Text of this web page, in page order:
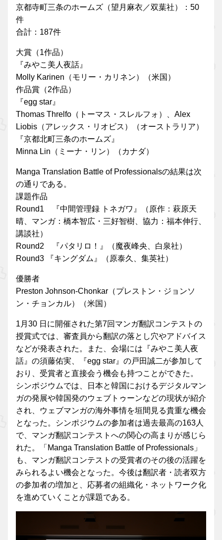
京都寺町三条のホームズ（望月麻衣／双葉社）：50
件
合計：187件
大賞（1作品）
『みやこ美人夜話』
Molly Karinen（モリー・カリネン）（米国）
作品賞（2作品）
『egg star』
Thomas Threlfo（トーマス・スレルフォ）、Alex
Liobis（アレックス・リオビス）（オーストラリア）
『京都北町三条のホームズ』
Minna Lin（ミーナ・リン）（カナダ）
Manga Translation Battle of Professionalsの結果は次
の通りである。
課題作品
Round1 『中間管理録 トネガワ』（原作：萩原天
晴、マンガ：橋本智広・三好智樹、協力：福本伸行、
講談社）
Round2 『パタリロ！』（魔夜峰央、白泉社）
Round3 『キングダム』（原泰久、集英社）
優勝者
Preston Johnson-Chonkar（プレストン・ジョンソ
ン・チョンカル）（米国）
1月30 日に開催された第7回マンガ翻訳コンテストの
授賞式では、審査員から翻訳の落とし穴やアドバイス
などが発表された。また、会場には『みやこ美人夜
話』の須藤佑実、『egg star』の戸田誠二が参加して
おり、受賞者と直接会う機会も持つことができた。
シンポジウムでは、日本と韓国におけるデジタルマン
ガの発展や韓国発のウェブトゥーンなどの現状が紹介
され、ウェブマンガの海外事情を垣間見る貴重な機会
となった。シンポジウムの参加者は過去最高の163人
で、マンガ翻訳コンテストへの関心の高まりが感じら
れた。「Manga Translation Battle of Professionals」
も、マンガ翻訳コンテストの受賞者のその後の活躍を
みられるよい機会となった。今後は翻訳者・読者双方
の参加者の増加と、応募者の組織化・ネットワーク化
を進めていくことが課題である。